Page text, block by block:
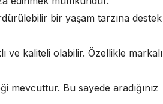
bir yaşam tarzına destek
ve kaliteli olabilir. Özellikle markalı
mevcuttur. Bu sayede aradığınız